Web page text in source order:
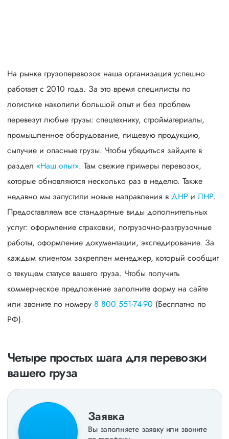
На рынке грузоперевозок наша организация успешно
работает с 2010 года. За это время специлисты по
логистике накопили большой опыт и без проблем
перевезут любые грузы: спецтехнику, стройматериалы,
промышленное оборудование, пищевую продукцию,
сыпучие и опасные грузы. Чтобы убедиться зайдите в
раздел «Наш опыт». Там свежие примеры перевозок,
которые обновляются несколько раз в неделю. Также
недавно мы запустили новые направления в ДНР и ЛНР.
Предоставляем все стандартные виды дополнительных
услуг: оформление страховки, погрузочно-разгрузочные
работы, оформление документации, экспедирование. За
каждым клиентом закреплен менеджер, который сообщит
о текущем статусе вашего груза. Чтобы получить
коммерческое предложение заполните форму на сайте
или звоните по номеру 8 800 551-74-90 (Бесплатно по
РФ).
Четыре простых шага для перевозки
вашего груза
Заявка
Вы заполняете заявку или звоните